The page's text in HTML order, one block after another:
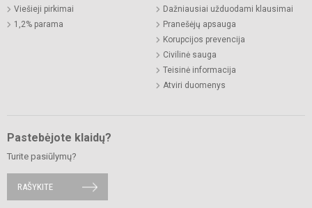
Viešieji pirkimai
1,2% parama
Dažniausiai užduodami klausimai
Pranešėjų apsauga
Korupcijos prevencija
Civilinė sauga
Teisinė informacija
Atviri duomenys
Pastebėjote klaidų?
Turite pasiūlymų?
RAŠYKITE